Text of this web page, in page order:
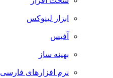
ابزار لینوکس
آفیس
بهینه ساز
نرم افزارهای فارسی